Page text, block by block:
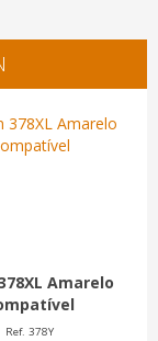
Amarelo
Ref. 378Y